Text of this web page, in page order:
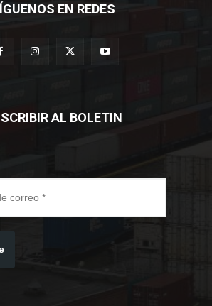
EN REDES
AL BOLETIN